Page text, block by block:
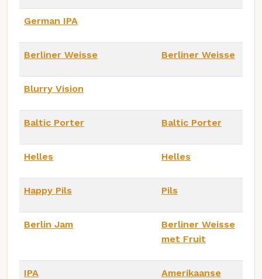
German IPA
Berliner Weisse Berliner Weisse
Blurry Vision
Baltic Porter Baltic Porter
Helles Helles
Happy Pils Pils
Berlin Jam
Berliner Weisse
met Fruit
IPA
Amerikaanse